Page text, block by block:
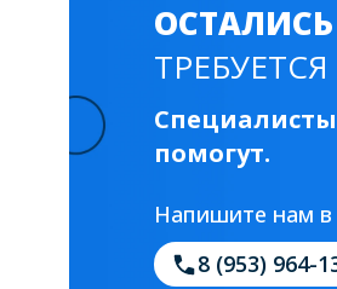
помогут.
Напишите нам в
8 (953) 964-